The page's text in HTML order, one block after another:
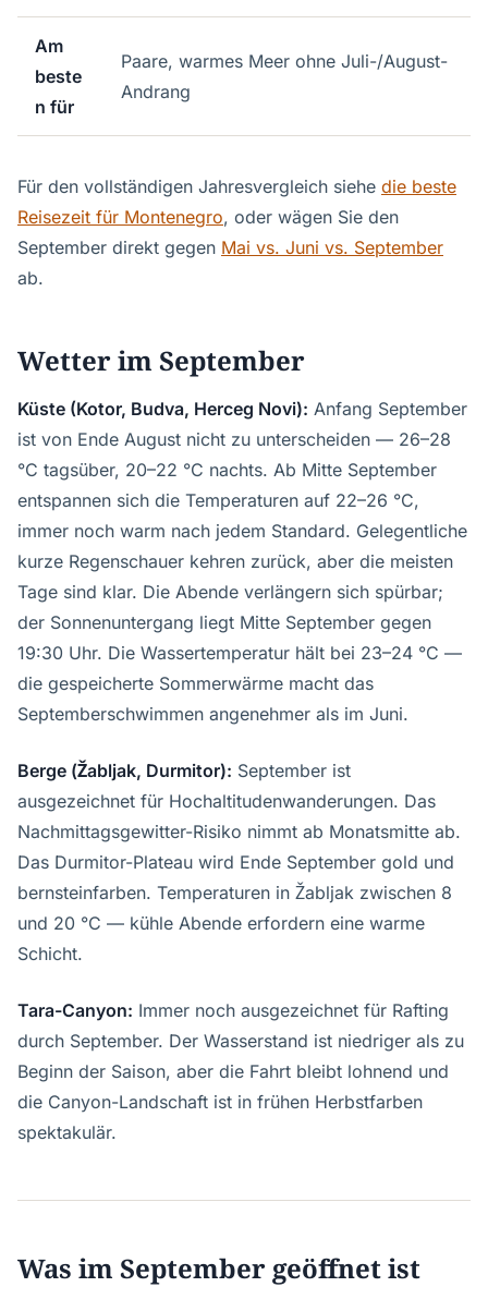
Am
beste
n für
Paare, warmes Meer ohne Juli-/August-
Andrang
Für den vollständigen Jahresvergleich siehe die beste
Reisezeit für Montenegro, oder wägen Sie den
September direkt gegen Mai vs. Juni vs. September
ab.
Wetter im September
Küste (Kotor, Budva, Herceg Novi): Anfang September
ist von Ende August nicht zu unterscheiden — 26–28
°C tagsüber, 20–22 °C nachts. Ab Mitte September
entspannen sich die Temperaturen auf 22–26 °C,
immer noch warm nach jedem Standard. Gelegentliche
kurze Regenschauer kehren zurück, aber die meisten
Tage sind klar. Die Abende verlängern sich spürbar;
der Sonnenuntergang liegt Mitte September gegen
19:30 Uhr. Die Wassertemperatur hält bei 23–24 °C —
die gespeicherte Sommerwärme macht das
Septemberschwimmen angenehmer als im Juni.
Berge (Žabljak, Durmitor): September ist
ausgezeichnet für Hochaltitudenwanderungen. Das
Nachmittagsgewitter-Risiko nimmt ab Monatsmitte ab.
Das Durmitor-Plateau wird Ende September gold und
bernsteinfarben. Temperaturen in Žabljak zwischen 8
und 20 °C — kühle Abende erfordern eine warme
Schicht.
Tara-Canyon: Immer noch ausgezeichnet für Rafting
durch September. Der Wasserstand ist niedriger als zu
Beginn der Saison, aber die Fahrt bleibt lohnend und
die Canyon-Landschaft ist in frühen Herbstfarben
spektakulär.
Was im September geöffnet ist